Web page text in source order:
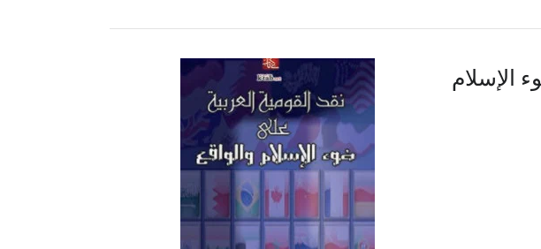
الإسلام